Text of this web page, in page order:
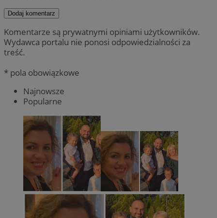
Dodaj komentarz
Komentarze są prywatnymi opiniami użytkowników.
Wydawca portalu nie ponosi odpowiedzialności za
treść.
* pola obowiązkowe
Najnowsze
Popularne